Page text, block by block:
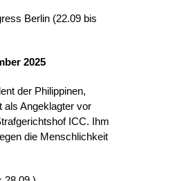
Berlin (22.09 bis
2025
der Philippinen,
als Angeklagter vor
ICC. Ihm
die Menschlichkeit